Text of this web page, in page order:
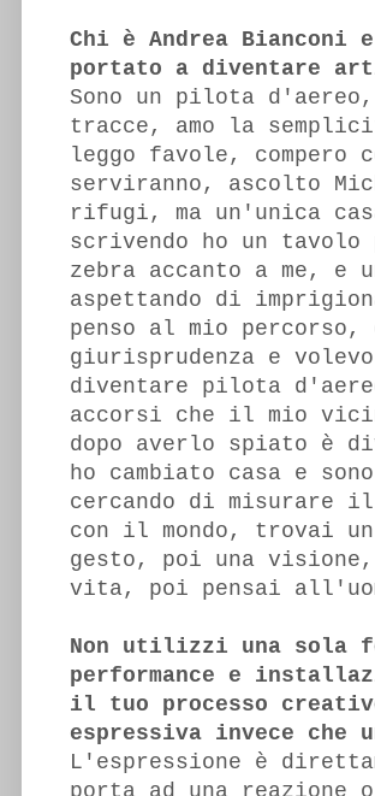
Chi è Andrea
portato a diventare
Sono un pilota
tracce, amo la
leggo favole, compero
serviranno, ascolto
rifugi, ma un'unica
scrivendo ho un
zebra accanto a me, e
aspettando di
penso al mio
giurisprudenza e
diventare pilota
accorsi che il mio
dopo averlo spiato è
ho cambiato casa e
cercando di misurare il
con il mondo, trovai
gesto, poi una
vita, poi pensai
Non utilizzi una sola
performance e
il tuo processo
espressiva invece che
L'espressione è